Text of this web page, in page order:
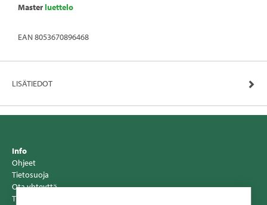
Masterluettelo
EAN 8053670896468
LISÄTIEDOT
Info
Ohjeet
Tietosuoja
Ota yhteyttä
Tiedotteet